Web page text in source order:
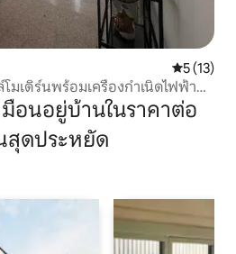
คะแนนเฉลี่
5 (13)
มเดิร์นพร้อมเครื่องกำเนิดไฟฟ้า
อนอยู่บ้านในราคาต่อ
สุดประหยัด